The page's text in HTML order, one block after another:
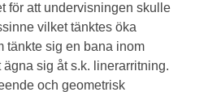
för att undervisningen skulle
vilket tänktes öka
tänkte sig en bana inom
sig åt s.k. linerarritning.
och geometrisk